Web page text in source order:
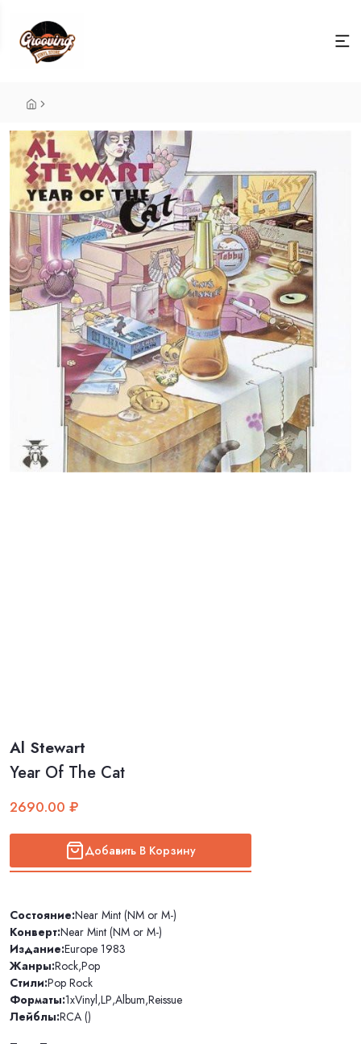
Al Stewart
Year Of The Cat
2690.00 ₽
Добавить В Корзину
Состояние:Near Mint (NM or M-)
Конверт:Near Mint (NM or M-)
Издание:Europe 1983
Жанры:Rock,Pop
Стили:Pop Rock
Форматы:1xVinyl,LP,Album,Reissue
Лейблы:RCA ()